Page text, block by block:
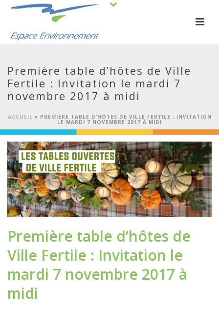
Première table d’hôtes de Ville
Fertile : Invitation le mardi 7
novembre 2017 à midi
ACCUEIL » PREMIÈRE TABLE D’HÔTES DE VILLE FERTILE : INVITATION
LE MARDI 7 NOVEMBRE 2017 À MIDI
Première table d’hôtes de
Ville Fertile : Invitation le
mardi 7 novembre 2017 à
midi